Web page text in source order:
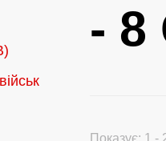
-
Показує: 1